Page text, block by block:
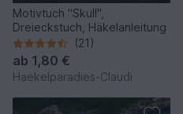
Motivtuch "Skull",
Dreieckstuch, Häkelanleitung
(21)
ab 1,80 €
Haekelparadies-Claudi